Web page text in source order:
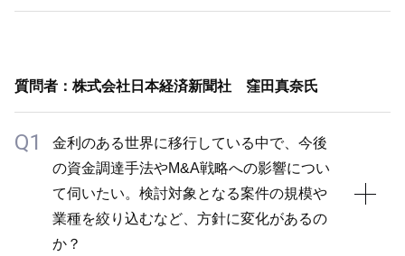
重要であり、2025年第3四半期からオーガニックとイ
な変化よりも、市場の声に耳を傾け、柔軟に対応して
いくことが重要と考えています。
自社株買いについては、従来縮小均衡になってしまう
ことから、M&Aへの資金活用を優先してきました
が、2025年10月発表時のご説明の通り、株主還元の
一環というよりも、「M&Aに資金を使う中で当社の
株式をプレミアム抜きで安く買えるなら買ってみたら
ません」という発言について、投資家からの評判が悪
ご説明しました。合理的なものであれば買収するよう
に捉えかねない前回の回答に対して、今回は当社の買
収方針が荒唐無稽なものではないことをお伝えしまし
た。今後も投資家の誤解を無用に引き出すことは避
け、慎重かつ丁寧な説明に努めます。
質問者：株式会社日本経済新聞社 窪田真奈氏
Q1
金利のある世界に移行している中で、今後
の資金調達手法やM&A戦略への影響につい
て伺いたい。検討対象となる案件の規模や
業種を絞り込むなど、方針に変化があるの
か？